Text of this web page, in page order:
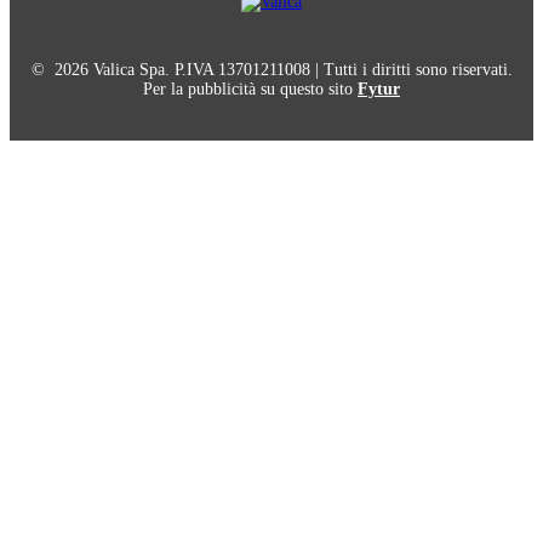
© 2026 Valica Spa. P.IVA 13701211008 | Tutti i diritti sono riservati.
Per la pubblicità su questo sito Fytur